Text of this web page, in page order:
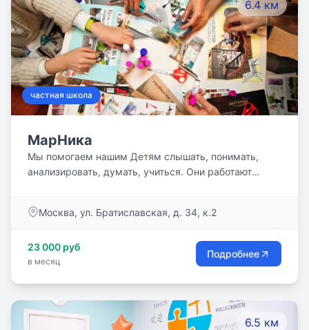
6.4 км
частная школа
МарНика
Мы помогаем нашим Детям слышать, понимать,
анализировать, думать, учиться. Они работают
Москва, ул. Братиславская, д. 34, к.2
23 000 руб
в месяц
Подробнее
6.5 км